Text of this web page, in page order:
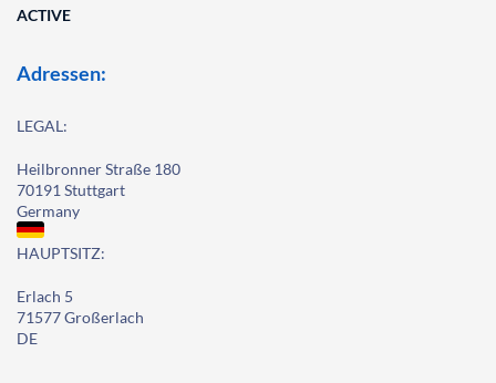
ACTIVE
Adressen:
LEGAL:
Heilbronner Straße 180
70191 Stuttgart
Germany
HAUPTSITZ:
Erlach 5
71577 Großerlach
DE